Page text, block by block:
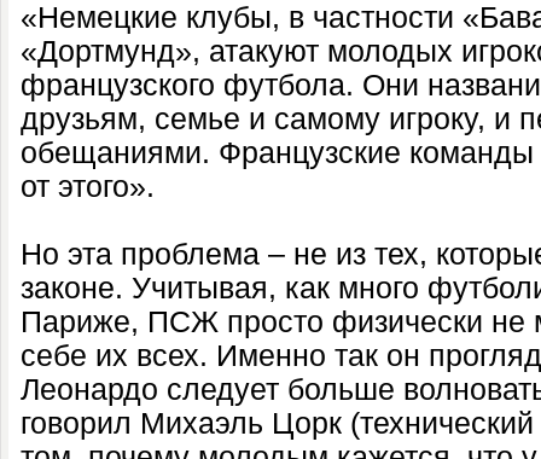
«Немецкие клубы, в частности
«Дортмунд», атакуют молодых
французского футбола. Они
друзьям, семье и самому игроку, и
обещаниями. Французские
от этого».
Но эта проблема – не из тех,
законе. Учитывая, как много
Париже, ПСЖ просто физически не
себе их всех. Именно так он
Леонардо следует больше
говорил Михаэль Цорк